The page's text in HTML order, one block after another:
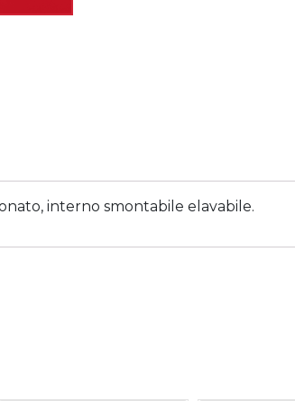
interno smontabile elavabile.